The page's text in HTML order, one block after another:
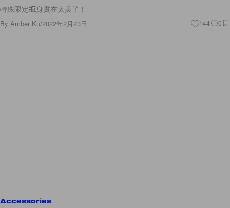
特殊限定瓶身實在太美了！
By Amber Ku/2022年2月23日 144 0
Accessories